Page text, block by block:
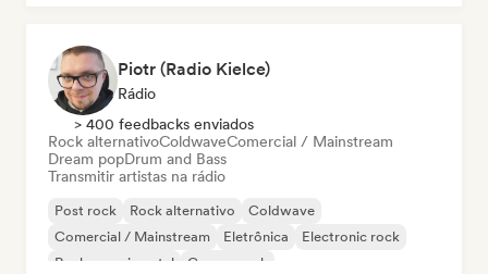
Piotr (Radio Kielce)
Rádio
> 400 feedbacks enviados
Rock alternativoColdwaveComercial / Mainstream
Dream popDrum and Bass
Transmitir artistas na rádio
Post rock Rock alternativo
Coldwave
Comercial / Mainstream
Eletrônica
Electronic rock
Rock experimental
Garage rock